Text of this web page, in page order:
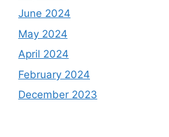
June 2024
May 2024
April 2024
February 2024
December 2023